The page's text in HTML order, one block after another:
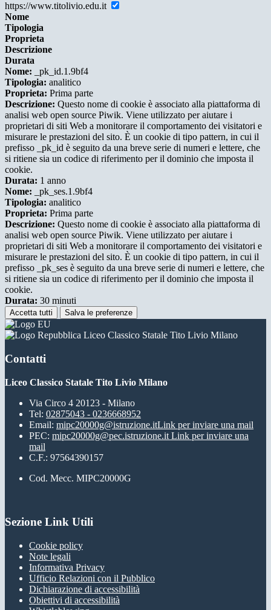
https://www.titolivio.edu.it
Nome
Tipologia
Proprieta
Descrizione
Durata
Nome: _pk_id.1.9bf4
Tipologia: analitico
Proprieta: Prima parte
Descrizione: Questo nome di cookie è associato alla piattaforma di
analisi web open source Piwik. Viene utilizzato per aiutare i
proprietari di siti Web a monitorare il comportamento dei visitatori e
misurare le prestazioni del sito. È un cookie di tipo pattern, in cui il
prefisso _pk_id è seguito da una breve serie di numeri e lettere, che
si ritiene sia un codice di riferimento per il dominio che imposta il
cookie.
Durata: 1 anno
Nome: _pk_ses.1.9bf4
Tipologia: analitico
Proprieta: Prima parte
Descrizione: Questo nome di cookie è associato alla piattaforma di
analisi web open source Piwik. Viene utilizzato per aiutare i
proprietari di siti Web a monitorare il comportamento dei visitatori e
misurare le prestazioni del sito. È un cookie di tipo pattern, in cui il
prefisso _pk_ses è seguito da una breve serie di numeri e lettere, che
si ritiene sia un codice di riferimento per il dominio che imposta il
cookie.
Durata: 30 minuti
Accetta tutti Salva le preferenze
Liceo Classico Statale Tito Livio Milano
Contatti
Liceo Classico Statale Tito Livio Milano
Via Circo 4 20123 - Milano
Tel: 02875043 - 0236668952
Email: mipc20000g@istruzione.itLink per inviare una mail
PEC: mipc20000g@pec.istruzione.it Link per inviare una
mail
C.F.: 97564390157
Cod. Mecc. MIPC20000G
Sezione Link Utili
Cookie policy
Note legali
Informativa Privacy
Ufficio Relazioni con il Pubblico
Dichiarazione di accessibilità
Obiettivi di accessibilità